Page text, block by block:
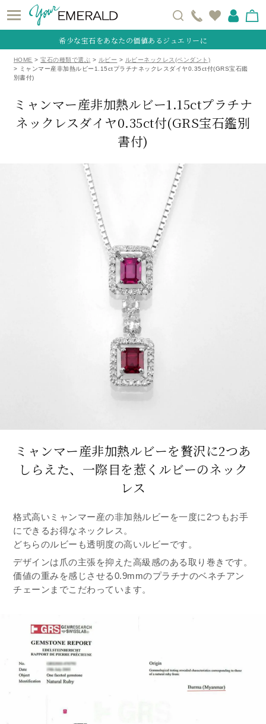
希少な宝石をあなたの価値あるジュエリーに
HOME 宝石の種類で選ぶ ルビー
ルビーネックレス(ペンダント)
ミャンマー産非加熱ルビー1.15ctプラチナネックレスダイヤ0.35ct付(GRS宝石鑑
別書付)
ミャンマー産非加熱ルビー1.15ctプラチナ
ネックレスダイヤ0.35ct付(GRS宝石鑑別
書付)
ミャンマー産非加熱ルビーを贅沢に2つあ
しらえた、 一際目を惹くルビーのネック
レス
格式高いミャンマー産の非加熱ルビーを一度に2つもお手
にできるお得なネックレス。
どちらのルビーも透明度の高いルビーです。
デザインは爪の主張を抑えた高級感のある取り巻きです。
価値の重みを感じさせる0.9mmのプラチナのベネチアン
チェーンまでこだわっています。